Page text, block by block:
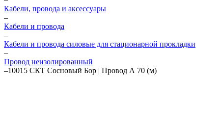
Кабели, провода и аксессуары
–
Кабели и провода
–
Кабели и провода силовые для стационарной прокладки
–
Провод неизолированный
–10015 СКТ Сосновый Бор | Провод А 70 (м)